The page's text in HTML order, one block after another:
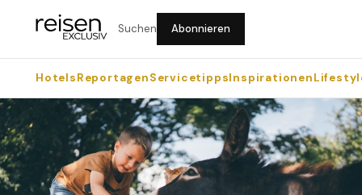
Suchen Abonnieren
HotelsReportagenServicetippsInspirationen